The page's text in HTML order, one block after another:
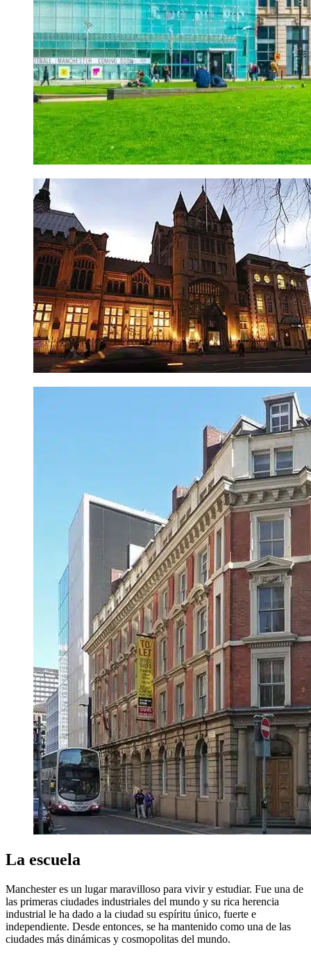
La escuela
Manchester es un lugar maravilloso para vivir y estudiar. Fue una de
las primeras ciudades industriales del mundo y su rica herencia
industrial le ha dado a la ciudad su espíritu único, fuerte e
independiente. Desde entonces, se ha mantenido como una de las
ciudades más dinámicas y cosmopolitas del mundo.